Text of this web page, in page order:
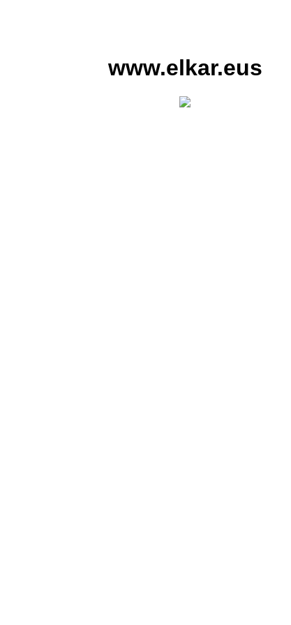
www.elkar.eus